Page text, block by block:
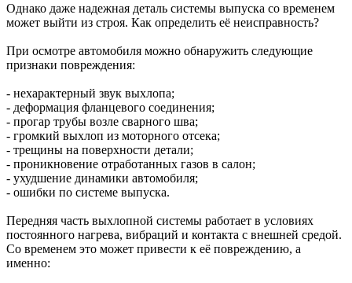
Однако даже надежная деталь системы выпуска со временем
может выйти из строя. Как определить её неисправность?
При осмотре автомобиля можно обнаружить следующие
признаки повреждения:
- нехарактерный звук выхлопа;
- деформация фланцевого соединения;
- прогар трубы возле сварного шва;
- громкий выхлоп из моторного отсека;
- трещины на поверхности детали;
- проникновение отработанных газов в салон;
- ухудшение динамики автомобиля;
- ошибки по системе выпуска.
Передняя часть выхлопной системы работает в условиях
постоянного нагрева, вибраций и контакта с внешней средой.
Со временем это может привести к её повреждению, а
именно: